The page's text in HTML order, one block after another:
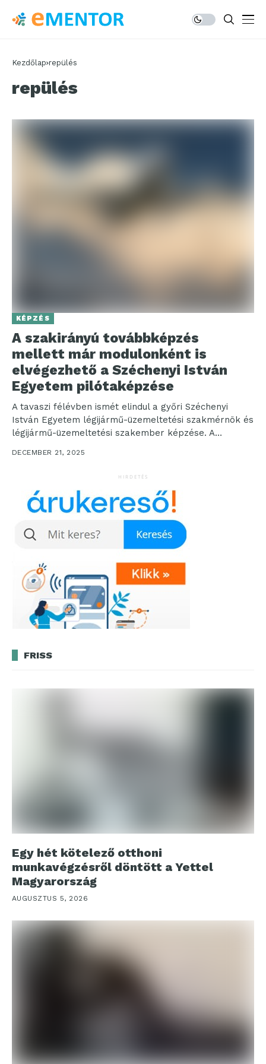
Kezdőlap repülés
repülés
KÉPZÉS
A szakirányú továbbképzés
mellett már modulonként is
elvégezhető a Széchenyi István
Egyetem pilótaképzése
A tavaszi félévben ismét elindul a győri Széchenyi
István Egyetem légijármű-üzemeltetési szakmérnök és
légijármű-üzemeltetési szakember képzése. A
DECEMBER 21, 2025
HIRDETÉS
FRISS
Egy hét kötelező otthoni
munkavégzésről döntött a Yettel
Magyarország
AUGUSZTUS 5, 2026